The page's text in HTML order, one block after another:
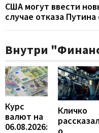
США могут ввести
случае отказа
Внутри
Курс
валют на
06.08.2026:
Кличко
о